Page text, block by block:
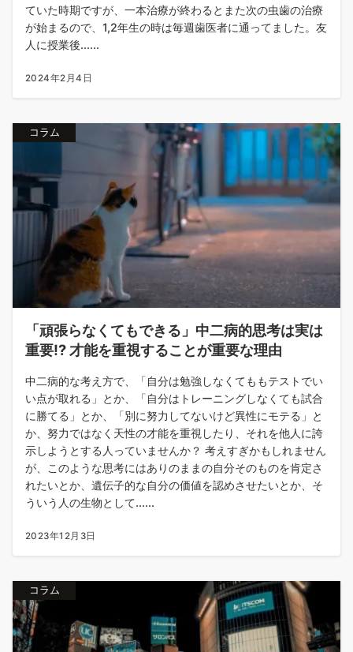
ていた時期ですが、一本治療が終わるとまた次の虫歯の治療
が始まるので、1,2年生の時は毎週歯医者に通ってました。友
人に授業後......
2024年2月4日
コラム
「頑張らなくてもできる」中二病的思考は実は
重要!? 才能を重視することが重要な理由
中二病的な考え方で、「自分は勉強しなくてももテストでい
い点が取れる」とか、「自分はトレーニングしなくても試合
に勝てる」とか、「別に努力してないけど異性にモテる」と
か、努力ではなく天性の才能を重視したり、それを他人に誇
示しようとする人っていませんか？ 考えすぎかもしれません
が、このような思考にはありのままの自分そのものを肯定さ
れたいとか、遺伝子的な自分の価値を認めさせたいとか、そ
ういう人の生物として......
2023年12月3日
コラム